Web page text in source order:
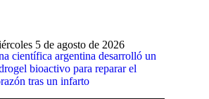
científica argentina desarrolló un
bioactivo para reparar el
tras un infarto
5 de agosto de 2026